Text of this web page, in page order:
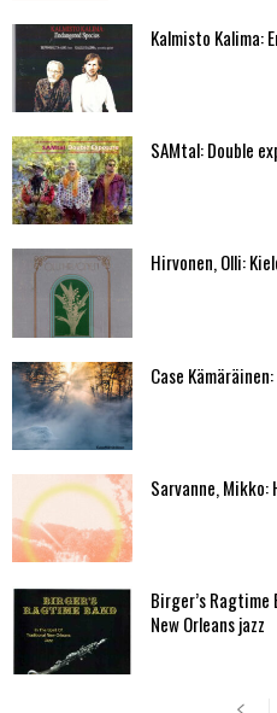
Kalmisto Kalima:
SAMtal: Double
Hirvonen, Olli:
Case
Sarvanne, Mikko:
Birger’s
New Orleans jazz